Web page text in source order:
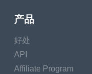
产品
好处
API
Affiliate Program